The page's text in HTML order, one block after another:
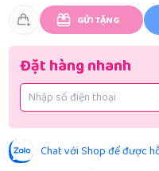
GỬI TẶNG
Đặt hàng nhanh
Chat với Shop để được